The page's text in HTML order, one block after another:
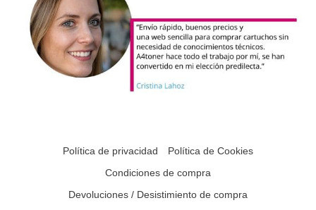
Política de privacidad
Política de Cookies
Condiciones de compra
Devoluciones / Desistimiento de compra